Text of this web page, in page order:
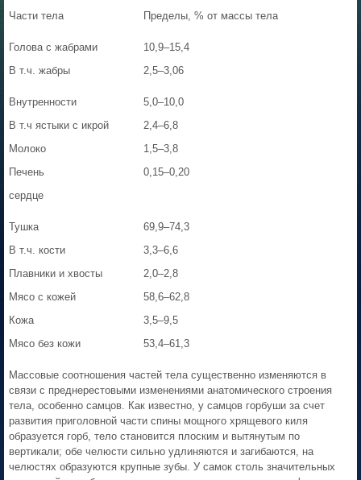
Части тела Пределы, % от массы тела
Голова с жабрами
В т.ч. жабры
10,9–15,4
2,5–3,06
Внутренности
В т.ч ястыки с икрой
Молоко
Печень
сердце
5,0–10,0
2,4–6,8
1,5–3,8
0,15–0,20
Тушка
В т.ч. кости
Плавники и хвосты
Мясо с кожей
Кожа
Мясо без кожи
69,9–74,3
3,3–6,6
2,0–2,8
58,6–62,8
3,5–9,5
53,4–61,3
Массовые соотношения частей тела существенно изменяются в
связи с преднерестовыми изменениями анатомического строения
тела, особенно самцов. Как известно, у самцов горбуши за счет
развития приголовной части спины мощного хрящевого киля
образуется горб, тело становится плоским и вытянутым по
вертикали; обе челюсти сильно удлиняются и загибаются, на
челюстях образуются крупные зубы. У самок столь значительных